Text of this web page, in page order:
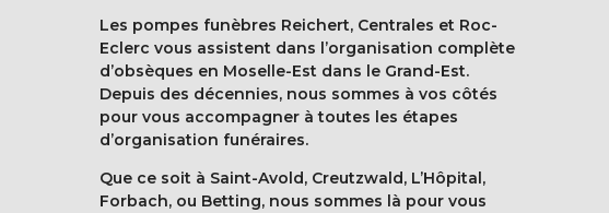
Les pompes funèbres Reichert, Centrales et Roc-
Eclerc vous assistent dans l’organisation complète
d’obsèques en Moselle-Est dans le Grand-Est.
Depuis des décennies, nous sommes à vos côtés
pour vous accompagner à toutes les étapes
d’organisation funéraires.
Que ce soit à Saint-Avold, Creutzwald, L’Hôpital,
Forbach, ou Betting, nous sommes là pour vous